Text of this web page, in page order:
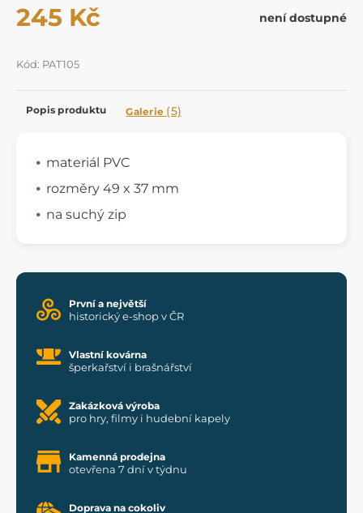
245 Kč není dostupné
Kód: PAT105
Popis produktu Galerie (5)
materiál PVC
rozměry 49 x 37 mm
na suchý zip
První a největší
historický e-shop v ČR
Vlastní kovárna
šperkařství i brašnářství
Zakázková výroba
pro hry, filmy i hudební kapely
Kamenná prodejna
otevřena 7 dní v týdnu
Doprava na cokoliv